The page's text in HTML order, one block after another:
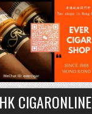
HK CIGARONLINE